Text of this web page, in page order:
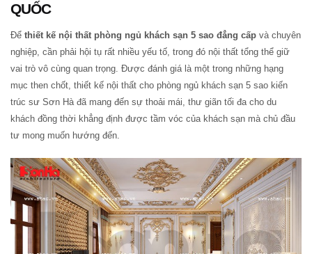
QUỐC
Để thiết kế nội thất phòng ngủ khách sạn 5 sao đẳng cấp và chuyên
nghiệp, cần phải hội tụ rất nhiều yếu tố, trong đó nội thất tổng thể giữ
vai trò vô cùng quan trọng. Được đánh giá là một trong những hạng
mục then chốt, thiết kế nội thất cho phòng ngủ khách sạn 5 sao kiến
trúc sư Sơn Hà đã mang đến sự thoải mái, thư giãn tối đa cho du
khách đồng thời khẳng định được tầm vóc của khách sạn mà chủ đầu
tư mong muốn hướng đến.